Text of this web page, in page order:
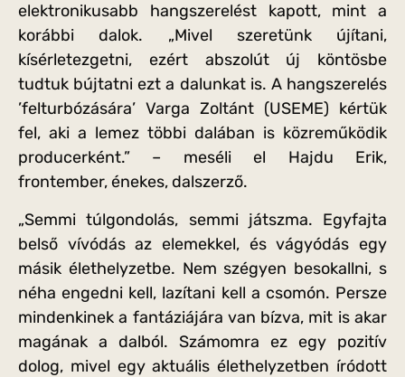
elektronikusabb hangszerelést kapott, mint a
korábbi dalok. „Mivel szeretünk újítani,
kísérletezgetni, ezért abszolút új köntösbe
tudtuk bújtatni ezt a dalunkat is. A hangszerelés
’felturbózására’ Varga Zoltánt (USEME) kértük
fel, aki a lemez többi dalában is közreműködik
producerként.” – meséli el Hajdu Erik,
frontember, énekes, dalszerző.
„Semmi túlgondolás, semmi játszma. Egyfajta
belső vívódás az elemekkel, és vágyódás egy
másik élethelyzetbe. Nem szégyen besokallni, s
néha engedni kell, lazítani kell a csomón. Persze
mindenkinek a fantáziájára van bízva, mit is akar
magának a dalból. Számomra ez egy pozitív
dolog, mivel egy aktuális élethelyzetben íródott